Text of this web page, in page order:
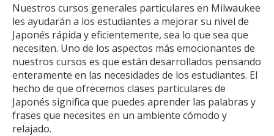
Nuestros cursos generales particulares en Milwaukee
les ayudarán a los estudiantes a mejorar su nivel de
Japonés rápida y eficientemente, sea lo que sea que
necesiten. Uno de los aspectos más emocionantes de
nuestros cursos es que están desarrollados pensando
enteramente en las necesidades de los estudiantes. El
hecho de que ofrecemos clases particulares de
Japonés significa que puedes aprender las palabras y
frases que necesites en un ambiente cómodo y
relajado.